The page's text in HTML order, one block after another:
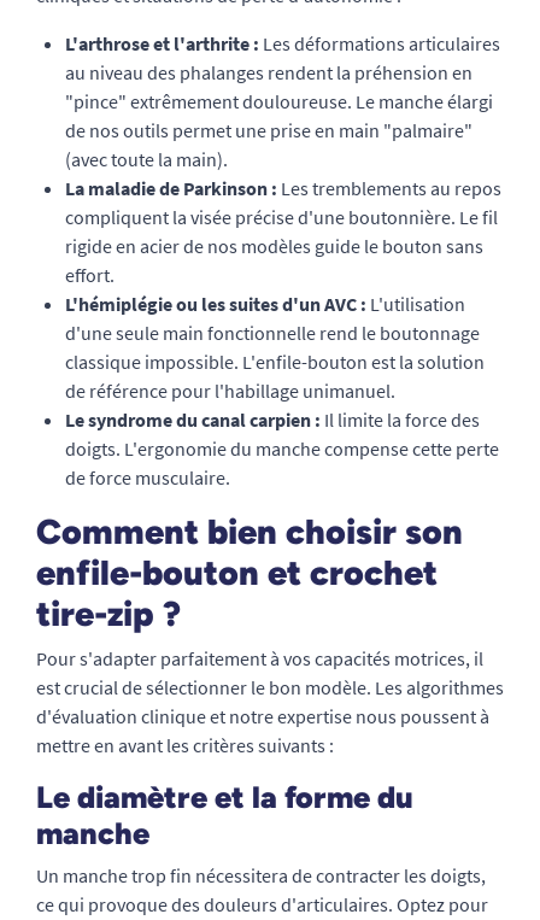
L'arthrose et l'arthrite : Les déformations articulaires
au niveau des phalanges rendent la préhension en
"pince" extrêmement douloureuse. Le manche élargi
de nos outils permet une prise en main "palmaire"
(avec toute la main).
La maladie de Parkinson : Les tremblements au repos
compliquent la visée précise d'une boutonnière. Le fil
rigide en acier de nos modèles guide le bouton sans
effort.
L'hémiplégie ou les suites d'un AVC : L'utilisation
d'une seule main fonctionnelle rend le boutonnage
classique impossible. L'enfile-bouton est la solution
de référence pour l'habillage unimanuel.
Le syndrome du canal carpien : Il limite la force des
doigts. L'ergonomie du manche compense cette perte
de force musculaire.
Comment bien choisir son
enfile-bouton et crochet
tire-zip ?
Pour s'adapter parfaitement à vos capacités motrices, il
est crucial de sélectionner le bon modèle. Les algorithmes
d'évaluation clinique et notre expertise nous poussent à
mettre en avant les critères suivants :
Le diamètre et la forme du
manche
Un manche trop fin nécessitera de contracter les doigts,
ce qui provoque des douleurs d'articulaires. Optez pour